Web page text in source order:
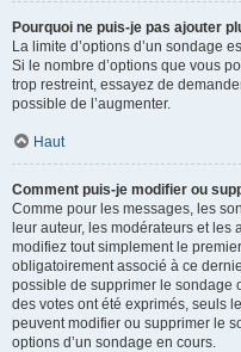
Pourquoi ne puis-je pas ajouter
La limite d’options d’un sondage
Si le nombre d’options que vous
trop restreint, essayez de
possible de l’augmenter.
Haut
Comment puis-je modifier ou
Comme pour les messages, les
leur auteur, les modérateurs et
modifiez tout simplement le
obligatoirement associé à ce
possible de supprimer le sondage
des votes ont été exprimés, seuls
peuvent modifier ou supprimer le
options d’un sondage en cours.